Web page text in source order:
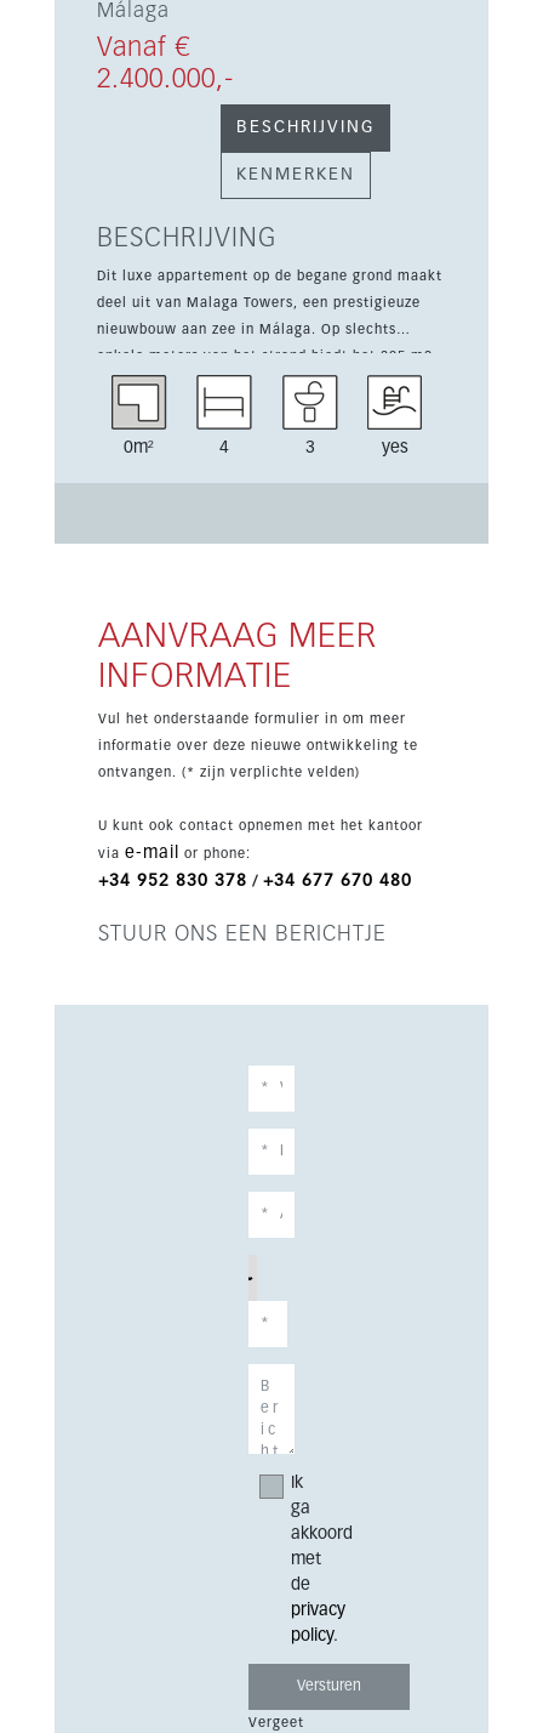
Málaga
Vanaf €
2.400.000,-
BESCHRIJVING
KENMERKEN
BESCHRIJVING
Dit luxe appartement op de begane grond maakt
deel uit van Malaga Towers, een prestigieuze
nieuwbouw aan zee in Málaga. Op slechts
enkele meters van het strand biedt het 205 m2
bebouwd, 4 slaapkamers, 3 badkamers en een
terras van 55 m2. Het project is ontworpen door
verwarmd bad, plus een spa, fitnessruimte,
ligging en vrij uitzicht op zee. Het royale terras
vergroot de leefruimte en vormt de ideale plek
om van het mediterrane klimaat te genieten. De
scholen, golf en het stadscentrum. Een bijzonder
nieuwbouwproject aan de Costa del Sol met
0m² 4 3 yes
AANVRAAG MEER
INFORMATIE
Vul het onderstaande formulier in om meer
informatie over deze nieuwe ontwikkeling te
ontvangen. (* zijn verplichte velden)
U kunt ook contact opnemen met het kantoor
via e-mail or phone:
+34 952 830 378 / +34 677 670 480
STUUR ONS EEN BERICHTJE
Ik
ga
akkoord
met
de
privacy
policy.
Vergeet